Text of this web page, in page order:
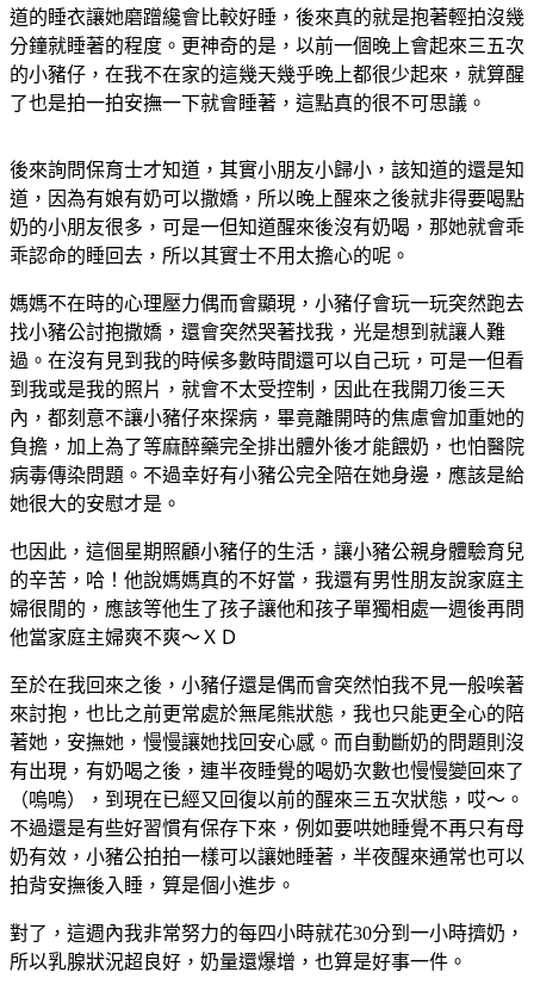
道的睡衣讓她磨蹭纔會比較好睡，後來真的就是抱著輕拍沒幾
分鐘就睡著的程度。更神奇的是，以前一個晚上會起來三五次
的小豬仔，在我不在家的這幾天幾乎晚上都很少起來，就算醒
了也是拍一拍安撫一下就會睡著，這點真的很不可思議。
後來詢問保育士才知道，其實小朋友小歸小，該知道的還是知
道，因為有娘有奶可以撒嬌，所以晚上醒來之後就非得要喝點
奶的小朋友很多，可是一但知道醒來後沒有奶喝，那她就會乖
乖認命的睡回去，所以其實士不用太擔心的呢。
媽媽不在時的心理壓力偶而會顯現，小豬仔會玩一玩突然跑去
找小豬公討抱撒嬌，還會突然哭著找我，光是想到就讓人難
過。在沒有見到我的時候多數時間還可以自己玩，可是一但看
到我或是我的照片，就會不太受控制，因此在我開刀後三天
內，都刻意不讓小豬仔來探病，畢竟離開時的焦慮會加重她的
負擔，加上為了等麻醉藥完全排出體外後才能餵奶，也怕醫院
病毒傳染問題。不過幸好有小豬公完全陪在她身邊，應該是給
她很大的安慰才是。
也因此，這個星期照顧小豬仔的生活，讓小豬公親身體驗育兒
的辛苦，哈！他說媽媽真的不好當，我還有男性朋友說家庭主
婦很閒的，應該等他生了孩子讓他和孩子單獨相處一週後再問
他當家庭主婦爽不爽～ＸＤ
至於在我回來之後，小豬仔還是偶而會突然怕我不見一般唉著
來討抱，也比之前更常處於無尾熊狀態，我也只能更全心的陪
著她，安撫她，慢慢讓她找回安心感。而自動斷奶的問題則沒
有出現，有奶喝之後，連半夜睡覺的喝奶次數也慢慢變回來了
（嗚嗚），到現在已經又回復以前的醒來三五次狀態，哎～。
不過還是有些好習慣有保存下來，例如要哄她睡覺不再只有母
奶有效，小豬公拍拍一樣可以讓她睡著，半夜醒來通常也可以
拍背安撫後入睡，算是個小進步。
對了，這週內我非常努力的每四小時就花30分到一小時擠奶，
所以乳腺狀況超良好，奶量還爆增，也算是好事一件。